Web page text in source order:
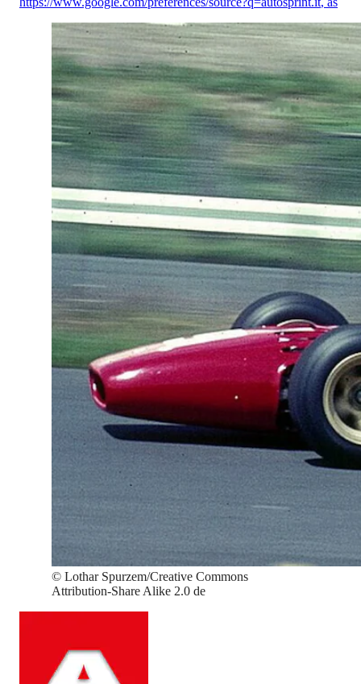
© Lothar Spurzem/Creative Commons
Attribution-Share Alike 2.0 de